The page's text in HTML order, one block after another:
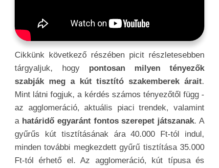
Cikkünk következő részében picit részletesebben
tárgyaljuk, hogy pontosan milyen tényezők
szabják meg a kút tisztító szakemberek árait.
Mint látni fogjuk, a kérdés számos tényezőtől függ -
az agglomeráció, aktuális piaci trendek, valamint
a határidő egyaránt fontos szerepet játszanak. A
gyűrűs kút tisztításának ára 40.000 Ft-tól indul,
minden további megkezdett gyűrű tisztítása 35.000
Ft-tól érhető el. Az agglomeráció, kút típusa és